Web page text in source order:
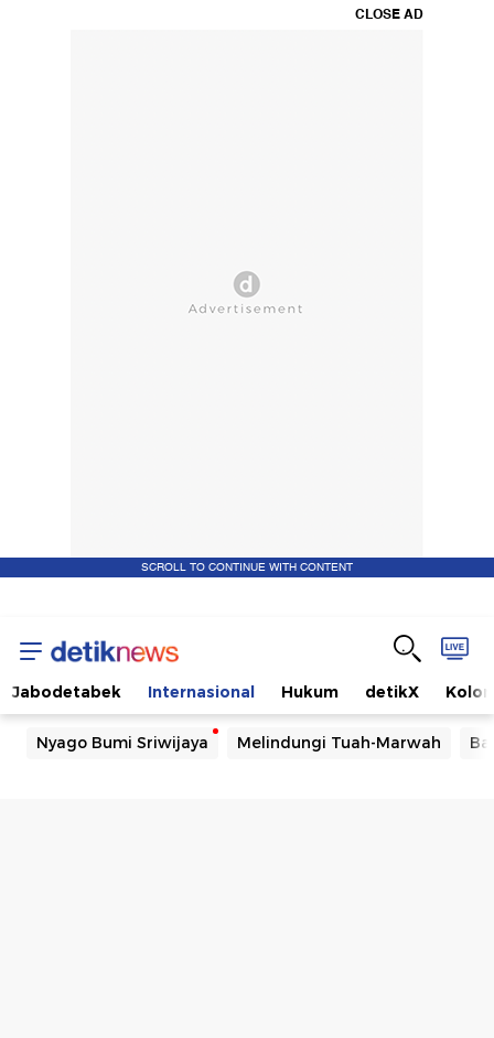
CLOSE AD
SCROLL TO CONTINUE WITH CONTENT
Jabodetabek Internasional Hukum detikX
Nyago Bumi Sriwijaya Melindungi Tuah-Marwah